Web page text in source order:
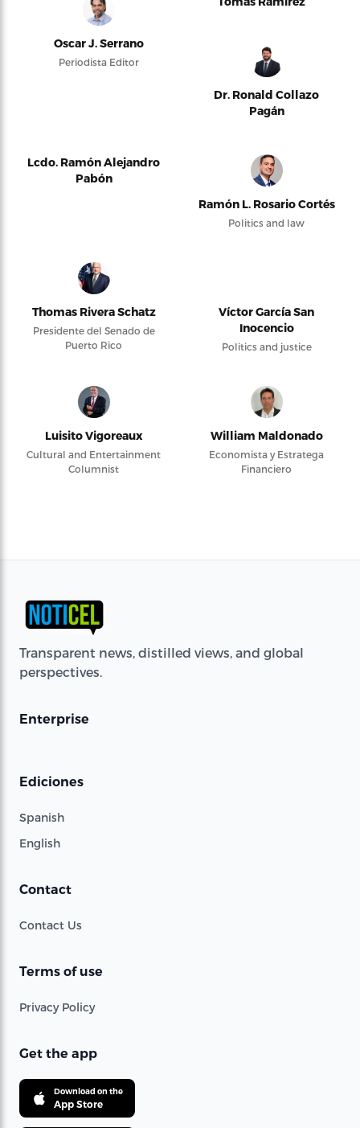
Oscar J. Serrano
Periodista Editor
Dr. Ronald Collazo
Pagán
Lcdo. Ramón Alejandro
Pabón
Ramón L. Rosario Cortés
Politics and law
Thomas Rivera Schatz
Presidente del Senado de
Puerto Rico
Víctor García San
Inocencio
Politics and justice
Luisito Vigoreaux
Cultural and Entertainment
Columnist
William Maldonado
Economista y Estratega
Financiero
Transparent news, distilled views, and global
perspectives.
Enterprise
Ediciones
Spanish
English
Contact
Contact Us
Terms of use
Privacy Policy
Get the app
Download on the
App Store